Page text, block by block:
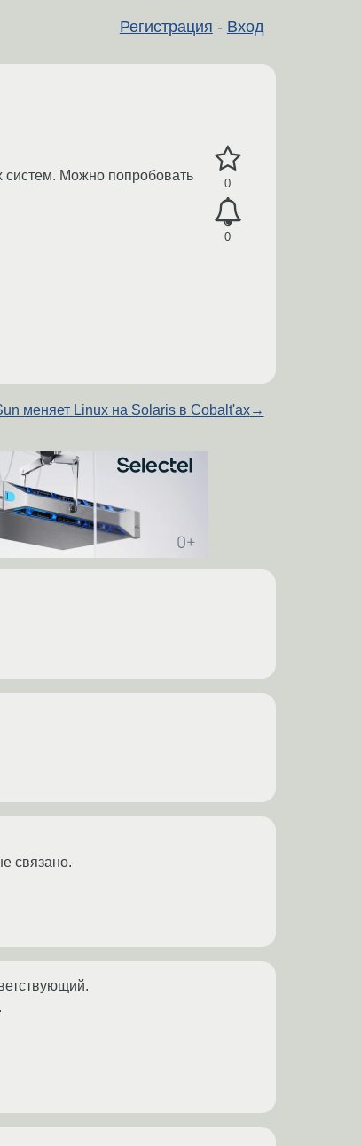
Регистрация - Вход
0
0
систем. Можно попробовать
меняет Linux на Solaris в Cobalt'ах→
связано.